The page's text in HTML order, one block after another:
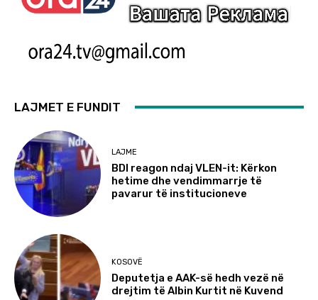
LAJMET E FUNDIT
LAJME
BDI reagon ndaj VLEN-it: Kërkon
hetime dhe vendimmarrje të
pavarur të institucioneve
KOSOVË
Deputetja e AAK-së hedh vezë në
drejtim të Albin Kurtit në Kuvend